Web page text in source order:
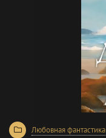
Любовная фантастика